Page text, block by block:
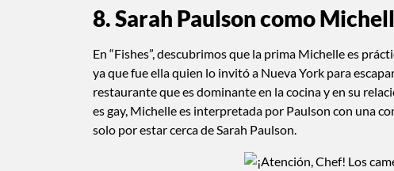
8. Sarah Paulson como
En “Fishes”, descubrimos que la prima Michelle es
ya que fue ella quien lo invitó a Nueva York para
restaurante que es dominante en la cocina y en su
es gay, Michelle es interpretada por Paulson con una
solo por estar cerca de Sarah Paulson.